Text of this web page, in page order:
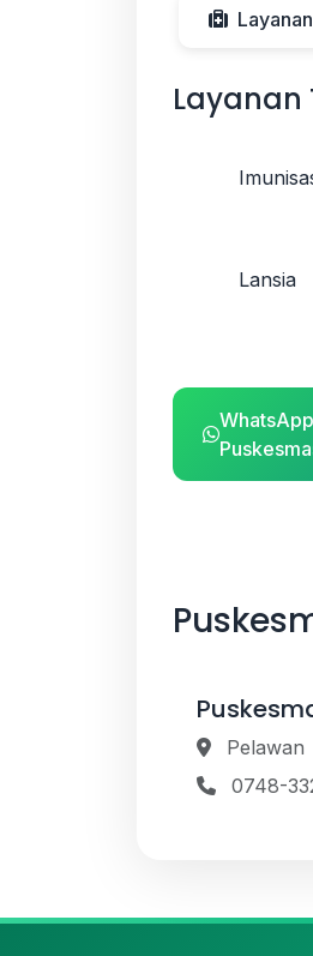
Layanan
Layanan
Lansia
Pelawan
0748-